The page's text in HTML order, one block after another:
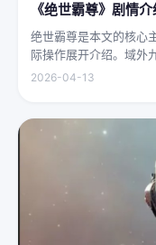
《绝世霸尊》剧情
绝世霸尊是本文的核心
际操作展开介绍。域外
人间界最后一道防线——
2026-04-13